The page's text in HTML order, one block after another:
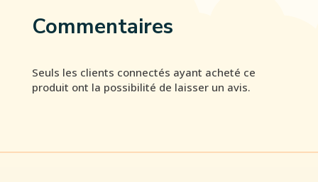
Commentaires
Seuls les clients connectés ayant acheté ce
produit ont la possibilité de laisser un avis.